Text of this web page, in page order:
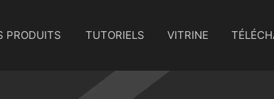
PRODUITS TUTORIELS VITRINE